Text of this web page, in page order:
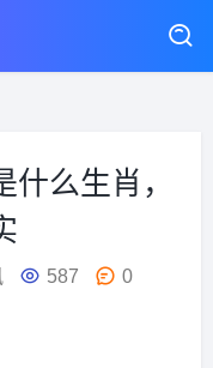
么生肖，
587 0